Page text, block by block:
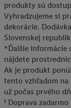
produkty sú
Vyhradzujeme si
dekorácie.
Slovenskej
*Ďalšie informácie
nájdete
Ak je produkt
tento vzhľadom na
už počas prvého
¹ Doprava
obchode, ale nie
rôznych
vám možno
používanie
hashovanej e-
identifikátorov/
dispozícii.
V časti "Prispôsobiť
ďalšie informácie